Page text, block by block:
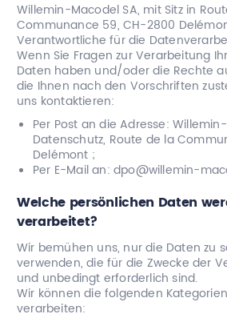
Willemin-Macodel SA, mit Sitz in
Communance 59, CH-2800
Verantwortliche für die
Wenn Sie Fragen zur Verarbeitung
Daten haben und/oder die Rechte
die Ihnen nach den Vorschriften
uns kontaktieren:
Per Post an die Adresse:
Datenschutz, Route de la
Delémont ;
Per E-Mail an: dpo@willemin-
Welche persönlichen Daten
verarbeitet?
Wir bemühen uns, nur die Daten zu
verwenden, die für die Zwecke der
und unbedingt erforderlich sind.
Wir können die folgenden
verarbeiten: